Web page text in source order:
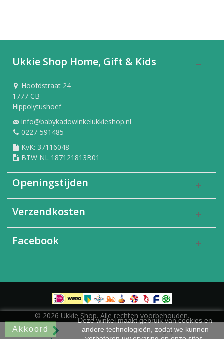
Ukkie Shop Home, Gift & Kids
Hoofdstraat 24
1777 CB
Hippolytushoef
info@babykadowinkelukkieshop.nl
0227-591485
KvK: 37116048
BTW NL 187121813B01
Openingstijden
Verzendkosten
Facebook
Akkoord
Deze winkel maakt gebruik van cookies en
andere technologieën, zodat we kunnen
© 2026 Ukkie Shop. Alle rechten voorbehouden.